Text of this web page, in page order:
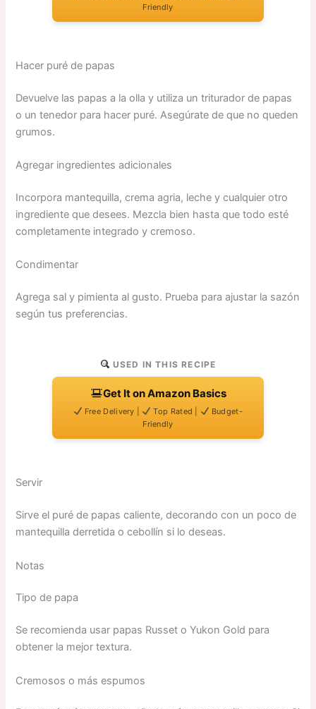
Friendly
Hacer puré de papas
Devuelve las papas a la olla y utiliza un triturador de papas
o un tenedor para hacer puré. Asegúrate de que no queden
grumos.
Agregar ingredientes adicionales
Incorpora mantequilla, crema agria, leche y cualquier otro
ingrediente que desees. Mezcla bien hasta que todo esté
completamente integrado y cremoso.
Condimentar
Agrega sal y pimienta al gusto. Prueba para ajustar la sazón
según tus preferencias.
USED IN THIS RECIPE
Get It on Amazon Basics
Free Delivery | Top Rated |
Budget-
Friendly
Servir
Sirve el puré de papas caliente, decorando con un poco de
mantequilla derretida o cebollín si lo deseas.
Notas
Tipo de papa
Se recomienda usar papas Russet o Yukon Gold para
obtener la mejor textura.
Cremosos o más espumos